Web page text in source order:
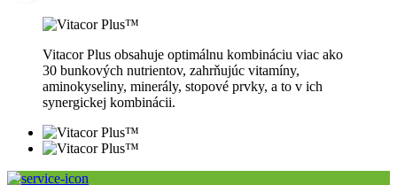
Vitacor Plus obsahuje optimálnu kombináciu viac ako
30 bunkových nutrientov, zahrňujúc vitamíny,
aminokyseliny, minerály, stopové prvky, a to v ich
synergickej kombinácii.